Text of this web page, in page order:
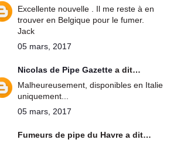
Excellente nouvelle . Il me reste à en
trouver en Belgique pour le fumer.
Jack
05 mars, 2017
Nicolas de Pipe Gazette a dit…
Malheureusement, disponibles en Italie
uniquement...
05 mars, 2017
Fumeurs de pipe du Havre a dit…